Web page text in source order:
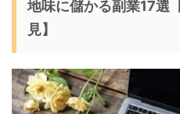
地味に儲かる副業17選
見】